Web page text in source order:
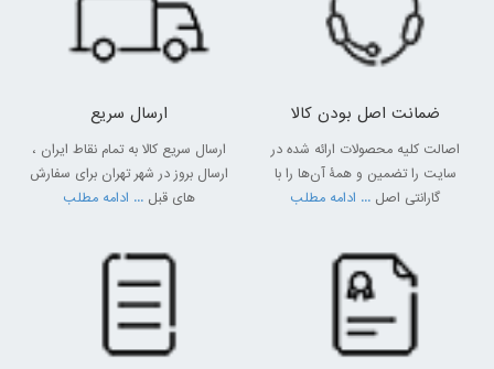
ضمانت اصل بودن کالا
اصالت کلیه محصولات ارائه شده در
سایت را تضمین و همۀ آن‌ها را با
گارانتی اصل ... ادامه مطلب
ارسال سریع
ارسال سریع کالا به تمام نقاط ایران ،
ارسال بروز در شهر تهران برای سفارش
های قبل ... ادامه مطلب